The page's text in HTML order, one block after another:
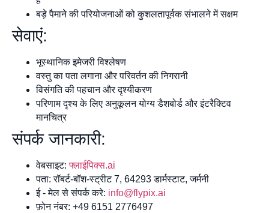
बड़े पैमाने की परियोजनाओं को कुशलतापूर्वक संभालने में सक्षम
सेवाएं:
भूस्थानिक इमेजरी विश्लेषण
वस्तु का पता लगाना और परिवर्तन की निगरानी
विसंगति की पहचान और दृश्यीकरण
परिणाम दृश्य के लिए अनुकूलन योग्य डैशबोर्ड और इंटरैक्टिव
मानचित्र
संपर्क जानकारी:
वेबसाइट:फ्लाईपिक्स.ai
पता: रॉबर्ट-बॉश-स्ट्रीट 7, 64293 डार्मस्टाट, जर्मनी
ई - मेल से संपर्क करे: info@flypix.ai
फ़ोन नंबर: +49 6151 2776497